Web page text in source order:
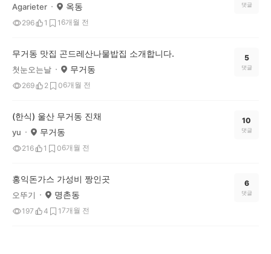
Agarieter 옥동
296 1 1 6개월 전
댓글
무거동 맛집 곤드레산나물밥집 소개합니다.
첫눈오는날 무거동
269 2 06개월 전
5
댓글
(한식) 울산 무거동 진채
yu 무거동
216 1 06개월 전
10
댓글
홍익돈가스 가성비 짱인곳
오뚜기 명촌동
197 4 17개월 전
6
댓글